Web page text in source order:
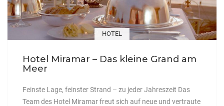
HOTEL
Hotel Miramar – Das kleine Grand am
Meer
Feinste Lage, feinster Strand – zu jeder Jahreszeit Das
Team des Hotel Miramar freut sich auf neue und vertraute